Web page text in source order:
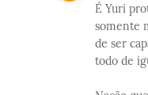
É Yuri
somente
de ser
todo de